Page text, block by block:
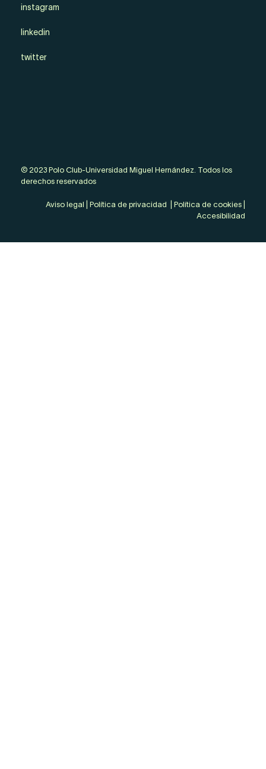
instagram
linkedin
twitter
© 2023 Polo Club-Universidad Miguel Hernández. Todos los
derechos reservados
Aviso legal Política de privacidad Política de cookies
Accesibilidad